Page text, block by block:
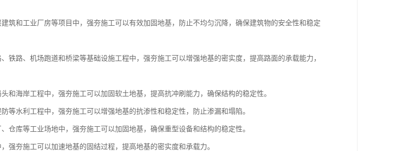
筑和工业厂房等项目中，强夯施工可以有效加固地基，防止不均匀沉降，确保建筑物的安全性和稳定
铁路、机场跑道和桥梁等基础设施工程中，强夯施工可以增强地基的密实度，提高路面的承载能力，
和海岸工程中，强夯施工可以加固软土地基，提高抗冲刷能力，确保结构的稳定性。
等水利工程中，强夯施工可以增强地基的抗渗性和稳定性，防止渗漏和塌陷。
仓库等工业场地中，强夯施工可以加固地基，确保重型设备和结构的稳定性。
强夯施工可以加速地基的固结过程，提高地基的密实度和承载力。